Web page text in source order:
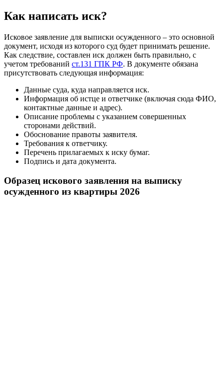
Как написать иск?
Исковое заявление для выписки осужденного – это основной
документ, исходя из которого суд будет принимать решение.
Как следствие, составлен иск должен быть правильно, с
учетом требований ст.131 ГПК РФ. В документе обязана
присутствовать следующая информация:
Данные суда, куда направляется иск.
Информация об истце и ответчике (включая сюда ФИО,
контактные данные и адрес).
Описание проблемы с указанием совершенных
сторонами действий.
Обоснование правоты заявителя.
Требования к ответчику.
Перечень прилагаемых к иску бумаг.
Подпись и дата документа.
Образец искового заявления на выписку
осужденного из квартиры 2026